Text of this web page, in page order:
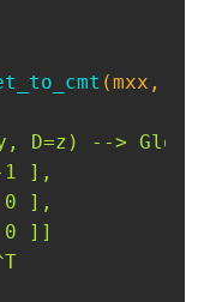
(mxx,
D=z) -->
],
],
]]